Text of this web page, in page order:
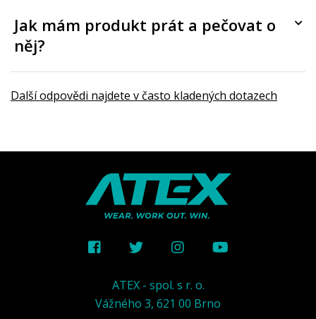
Jak mám produkt prát a pečovat o
něj?
Další odpovědi najdete v často kladených dotazech
ATEX - spol. s r. o.
Vážného 3, 621 00 Brno